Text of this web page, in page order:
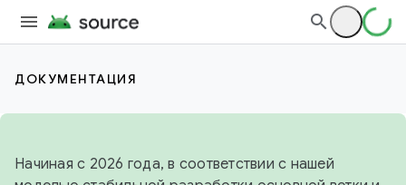
ДОКУМЕНТАЦИЯ
Начиная с 2026 года, в соответствии с нашей